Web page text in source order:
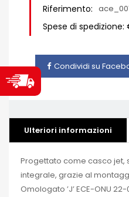
Riferimento:
Spese di spedizione:
Condividi su
Ulteriori informazioni
Progettato come casco jet,
integrale, grazie al
Omologato ’J’ ECE-ONU